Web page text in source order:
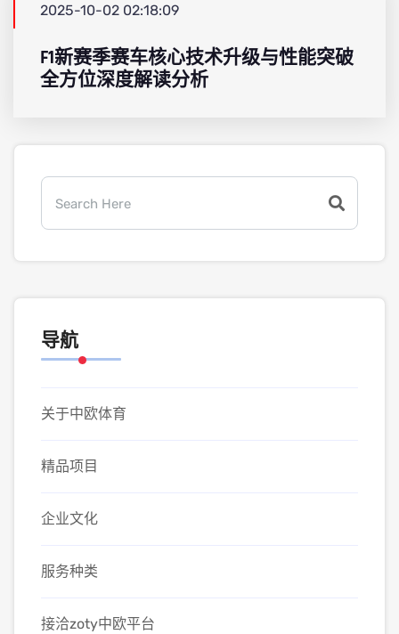
2025-10-02 02:18:09
F1新赛季赛车核心技术升级与性能突破
全方位深度解读分析
导航
关于中欧体育
精品项目
企业文化
服务种类
接洽zoty中欧平台